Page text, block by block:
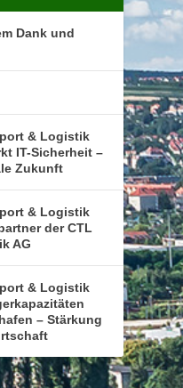
Dank und
& Logistik
IT-Sicherheit –
Zukunft
& Logistik
der CTL
AG
& Logistik
– Stärkung